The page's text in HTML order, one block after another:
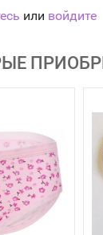
или войдите